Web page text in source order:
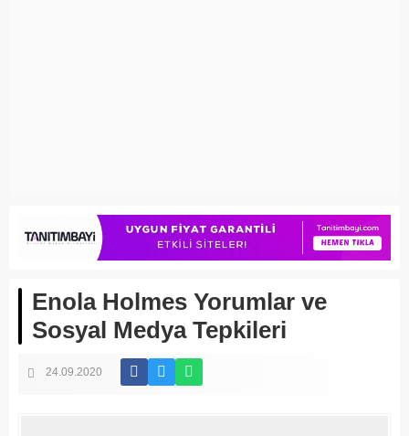
Enola Holmes Yorumlar ve
Sosyal Medya Tepkileri
24.09.2020